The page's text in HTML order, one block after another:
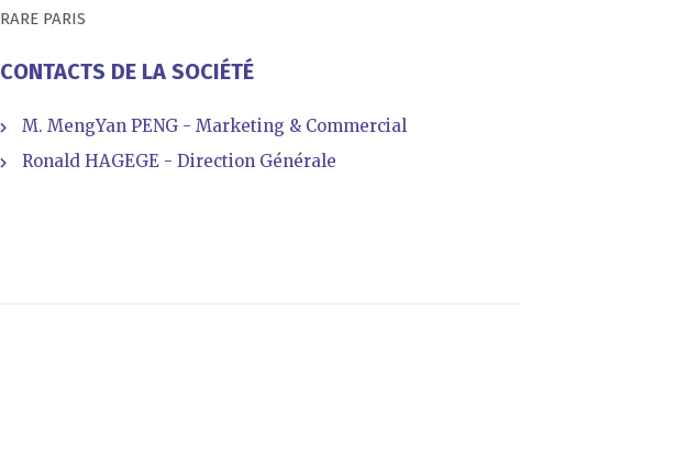
RARE PARIS
CONTACTS DE LA SOCIÉTÉ
M. MengYan PENG - Marketing & Commercial
Ronald HAGEGE - Direction Générale